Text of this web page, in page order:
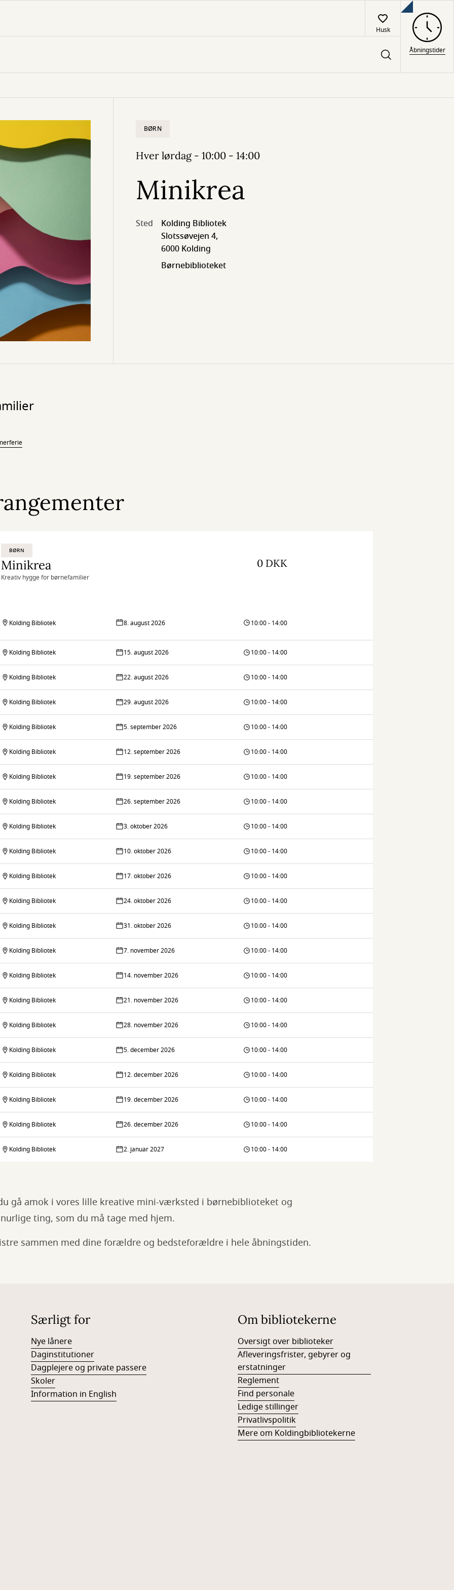
Husk
Åbningstider
BØRN
Hver lørdag - 10:00 - 14:00
Minikrea
Sted
Kolding Bibliotek
Slotssøvejen 4,
6000 Kolding
Børnebiblioteket
BØRN
Minikrea
Kreativ hygge for børnefamilier
0 DKK
Kolding Bibliotek 8. august 2026 10:00 - 14:00
Kolding Bibliotek 15. august 2026 10:00 - 14:00
Kolding Bibliotek 22. august 2026 10:00 - 14:00
Kolding Bibliotek 29. august 2026 10:00 - 14:00
Kolding Bibliotek 5. september 2026 10:00 - 14:00
Kolding Bibliotek 12. september 2026 10:00 - 14:00
Kolding Bibliotek 19. september 2026 10:00 - 14:00
Kolding Bibliotek 26. september 2026 10:00 - 14:00
Kolding Bibliotek 3. oktober 2026 10:00 - 14:00
Kolding Bibliotek 10. oktober 2026 10:00 - 14:00
Kolding Bibliotek 17. oktober 2026 10:00 - 14:00
Kolding Bibliotek 24. oktober 2026 10:00 - 14:00
Kolding Bibliotek 31. oktober 2026 10:00 - 14:00
Kolding Bibliotek 7. november 2026 10:00 - 14:00
Kolding Bibliotek 14. november 2026 10:00 - 14:00
Kolding Bibliotek 21. november 2026 10:00 - 14:00
Kolding Bibliotek 28. november 2026 10:00 - 14:00
Kolding Bibliotek 5. december 2026 10:00 - 14:00
Kolding Bibliotek 12. december 2026 10:00 - 14:00
Kolding Bibliotek 19. december 2026 10:00 - 14:00
Kolding Bibliotek 26. december 2026 10:00 - 14:00
Kolding Bibliotek 2. januar 2027 10:00 - 14:00
gå amok i vores lille kreative mini-værksted i børnebiblioteket og
ting, som du må tage med hjem.
sammen med dine forældre og bedsteforældre i hele åbningstiden.
Særligt for
Nye lånere
Daginstitutioner
Dagplejere og private passere
Skoler
Information in English
Om bibliotekerne
Oversigt over biblioteker
Afleveringsfrister, gebyrer og
erstatninger
Reglement
Find personale
Ledige stillinger
Privatlivspolitik
Mere om Koldingbibliotekerne